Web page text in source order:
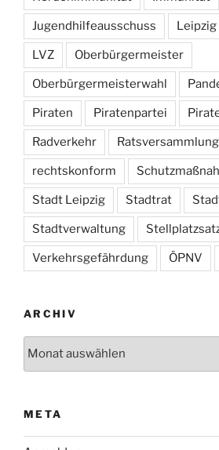
Jugendhilfeausschuss Leipzig
LVZ Oberbürgermeister
Oberbürgermeisterwahl
Piraten Piratenpartei
Radverkehr Ratsversammlung
rechtskonform
Stadt Leipzig Stadtrat
Stadtverwaltung
Verkehrsgefährdung ÖPNV
ARCHIV
META